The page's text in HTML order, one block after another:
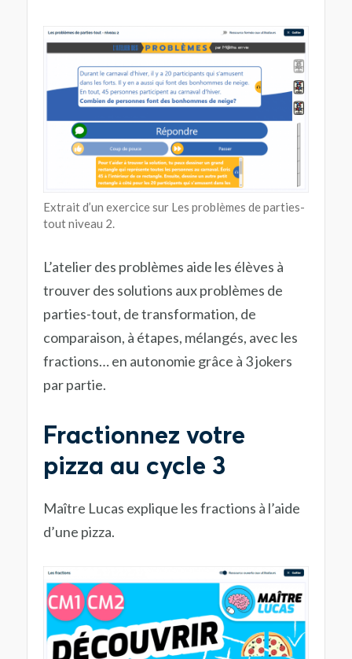
Extrait d’un exercice sur Les problèmes de parties-
tout niveau 2.
L’atelier des problèmes aide les élèves à
trouver des solutions aux problèmes de
parties-tout, de transformation, de
comparaison, à étapes, mélangés, avec les
fractions… en autonomie grâce à 3 jokers
par partie.
Fractionnez votre
pizza au cycle 3
Maître Lucas explique les fractions à l’aide
d’une pizza.